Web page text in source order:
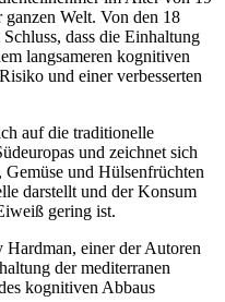
Welt. Von den 18
dass die Einhaltung
langsameren kognitiven
und einer verbesserten
auf die traditionelle
und zeichnet sich
und Hülsenfrüchten
darstellt und der Konsum
gering ist.
Hardman, einer der Autoren
der mediterranen
kognitiven Abbaus